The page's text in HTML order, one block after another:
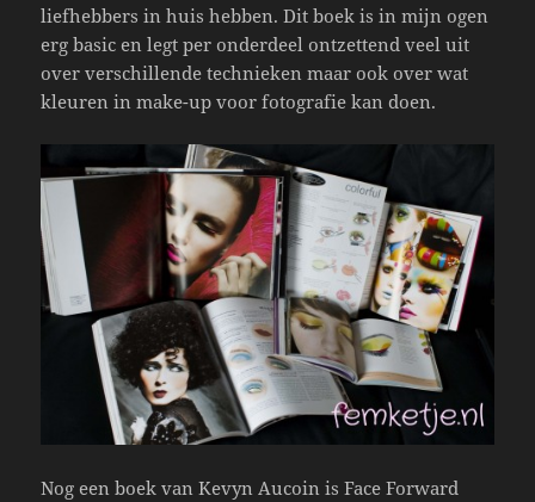
liefhebbers in huis hebben. Dit boek is in mijn ogen
erg basic en legt per onderdeel ontzettend veel uit
over verschillende technieken maar ook over wat
kleuren in make-up voor fotografie kan doen.
Nog een boek van Kevyn Aucoin is Face Forward